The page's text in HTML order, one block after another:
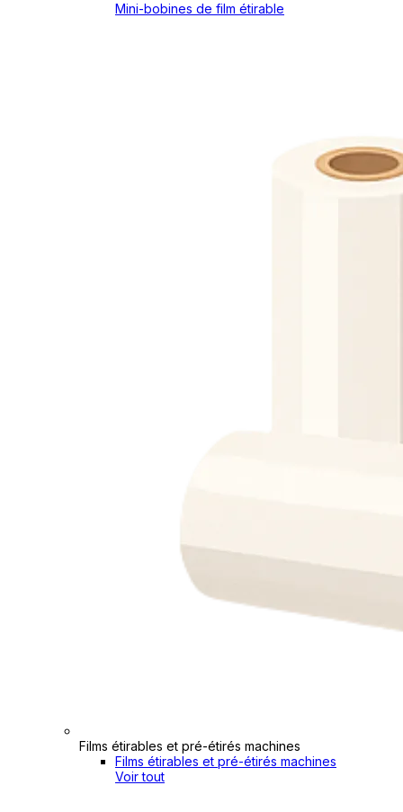
Mini-bobines de film étirable
Films étirables et pré-étirés machines
Films étirables et pré-étirés machines
Voir tout